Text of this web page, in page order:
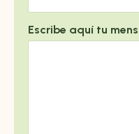
Escribe aquí tu